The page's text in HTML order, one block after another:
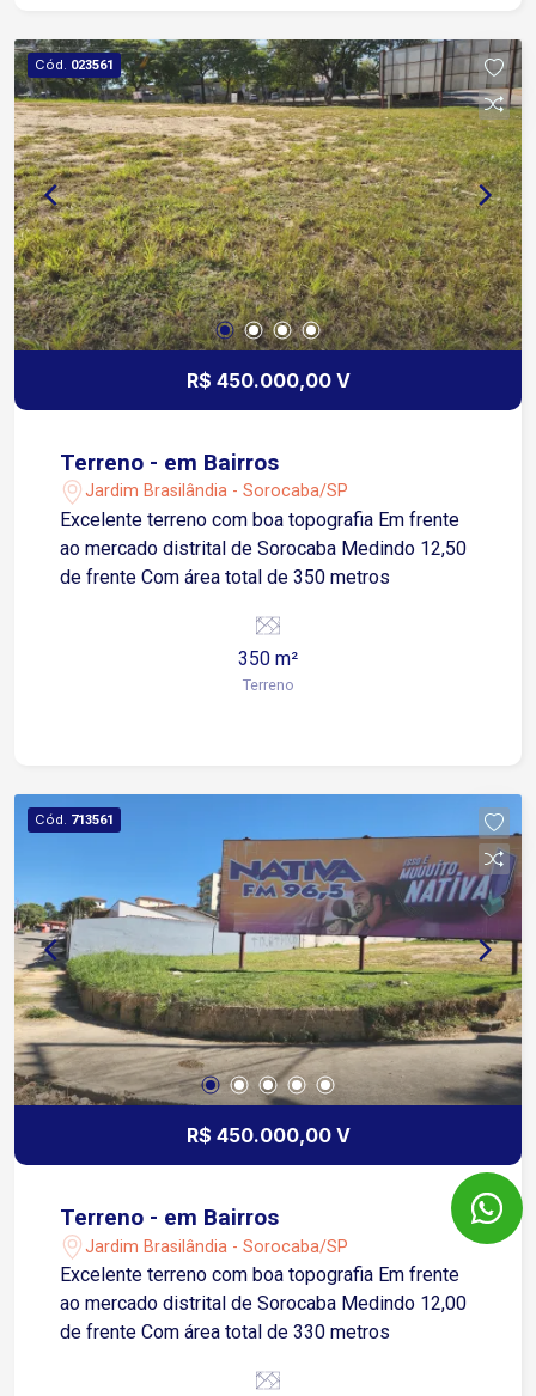
Cód. 023561
R$ 450.000,00 V
Terreno - em Bairros
Jardim Brasilândia - Sorocaba/SP
Excelente terreno com boa topografia Em frente
ao mercado distrital de Sorocaba Medindo 12,50
de frente Com área total de 350 metros
350 m²
Terreno
Cód. 713561
R$ 450.000,00 V
Terreno - em Bairros
Jardim Brasilândia - Sorocaba/SP
Excelente terreno com boa topografia Em frente
ao mercado distrital de Sorocaba Medindo 12,00
de frente Com área total de 330 metros